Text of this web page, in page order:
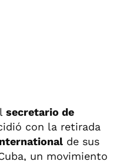
secretario de
con la retirada
de sus
un movimiento